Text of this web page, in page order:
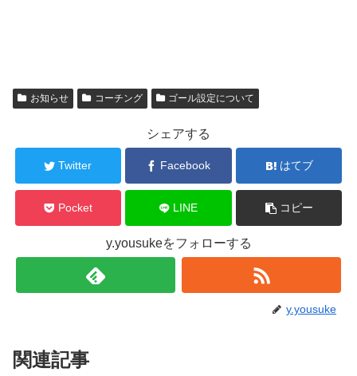
お知らせ コーチング ゴール設定について
シェアする
Twitter Facebook はてブ
Pocket LINE コピー
y.yousukeをフォローする
y.yousuke
関連記事